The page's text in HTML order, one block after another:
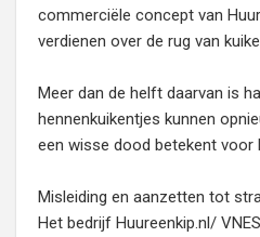
commerciële concept van
verdienen over de rug van
Meer dan de helft daarvan is
hennenkuikentjes kunnen
een wisse dood betekent voor
Misleiding en aanzetten tot
Het bedrijf Huureenkip.nl/